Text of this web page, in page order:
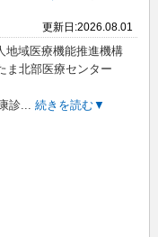
更新日:2026.08.01
地域医療機能推進機構
ま北部医療センター
診... 続きを読む▼